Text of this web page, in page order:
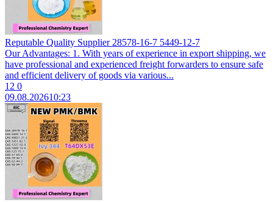
Reputable Quality Supplier 28578-16-7 5449-12-7
Our Advantages: 1. With years of experience in export shipping, we
have professional and experienced freight forwarders to ensure safe
and efficient delivery of goods via various...
12 0
09.08.202610:23